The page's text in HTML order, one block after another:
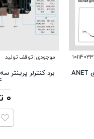
10114033
برد سوکت مخصوص پرینتر سه بعدی ANET
موجودی:توقف تولید
0 تومان